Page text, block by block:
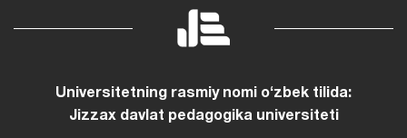
Universitetning rasmiy nomi oʻzbek tilida:
Jizzax davlat pedagogika universiteti